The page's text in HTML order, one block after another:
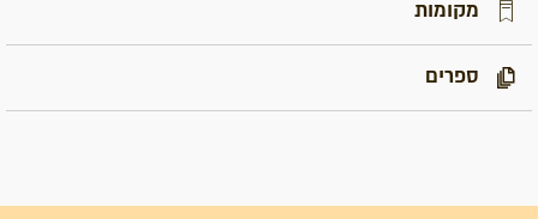
מקומות
ספרים